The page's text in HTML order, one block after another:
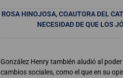
ROSA HINOJOSA, COAUTORA DEL
NECESIDAD DE QUE LOS
González Henry también aludió al
cambios sociales, como el que en su